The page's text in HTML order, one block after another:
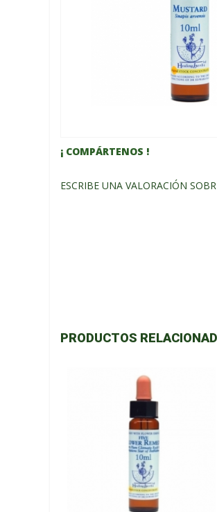
¡ COMPÁRTENOS !
ESCRIBE UNA VALORACIÓN
PRODUCTOS